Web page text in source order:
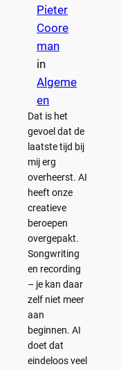
Pieter
Coore
man
in
Algeme
en
Dat is het
gevoel dat de
laatste tijd bij
mij erg
overheerst. AI
heeft onze
creatieve
beroepen
overgepakt.
Songwriting
en recording
– je kan daar
zelf niet meer
aan
beginnen. AI
doet dat
eindeloos veel